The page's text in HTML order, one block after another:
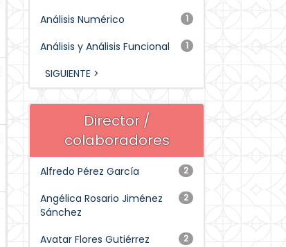
1
Análisis Numérico
1
Análisis y Análisis Funcional
SIGUIENTE >
Director /
colaboradores
2
Alfredo Pérez García
2
Angélica Rosario Jiménez
Sánchez
2
Avatar Flores Gutiérrez